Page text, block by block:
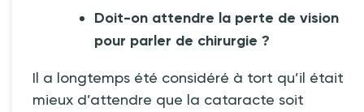
Doit-on attendre la perte de vision
pour parler de chirurgie ?
Il a longtemps été considéré à tort qu’il était
mieux d’attendre que la cataracte soit